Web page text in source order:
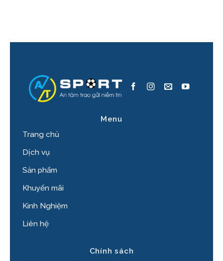
Menu
Trang chủ
Dịch vụ
Sản phẩm
Khuyến mãi
Kinh Nghiệm
Liên hệ
Chính sách